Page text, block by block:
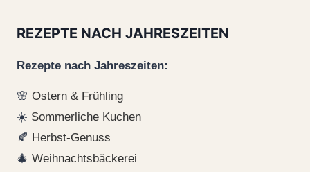
REZEPTE NACH JAHRESZEITEN
Rezepte nach Jahreszeiten:
🌸 Ostern & Frühling
☀️ Sommerliche Kuchen
🍂 Herbst-Genuss
🎄 Weihnachtsbäckerei